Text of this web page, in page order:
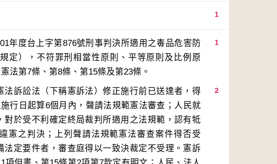
1
1
年度台上字第876號刑事判決所適用之毒品危害防
定），不符罪刑相當性原則、平等原則及比例原
2
訴訟法（下稱憲訴法）修正施行前已送達者，得
行日起算6個月內，聲請法規範憲法審查；人民就
於受不利確定終局裁判所適用之法規範，認有牴
憲之判決；上列聲請法規範憲法審查案件得否受
定要件者，審查庭得以一致決裁定不受理。憲訴